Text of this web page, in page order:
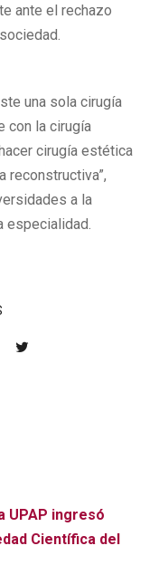
ante el rechazo
una sola cirugía
con la cirugía
cirugía estética
reconstructiva”,
a la
especialidad.
UPAP ingresó
Científica del